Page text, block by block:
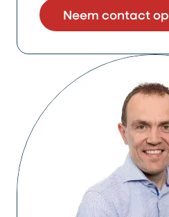
Neem contact op